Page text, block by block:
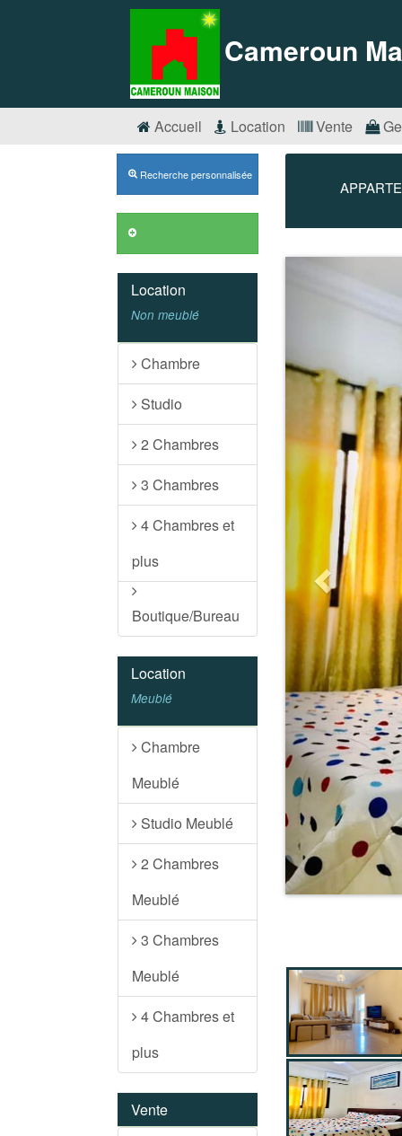
Cameroun
Accueil Location Vente
Recherche personnalisée
Location
Non meublé
Chambre
Studio
2 Chambres
3 Chambres
4 Chambres et
plus
Boutique/Bureau
Location
Meublé
Chambre
Meublé
Studio Meublé
2 Chambres
Meublé
3 Chambres
Meublé
4 Chambres et
plus
Vente